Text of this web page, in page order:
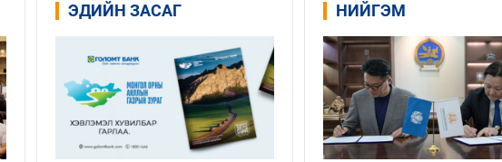
ЭДИЙН ЗАСАГ НИЙГЭМ